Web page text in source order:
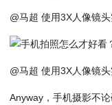
@马超 使用3X人像镜
@马超 使用3X人像镜
Anyway，手机摄影不